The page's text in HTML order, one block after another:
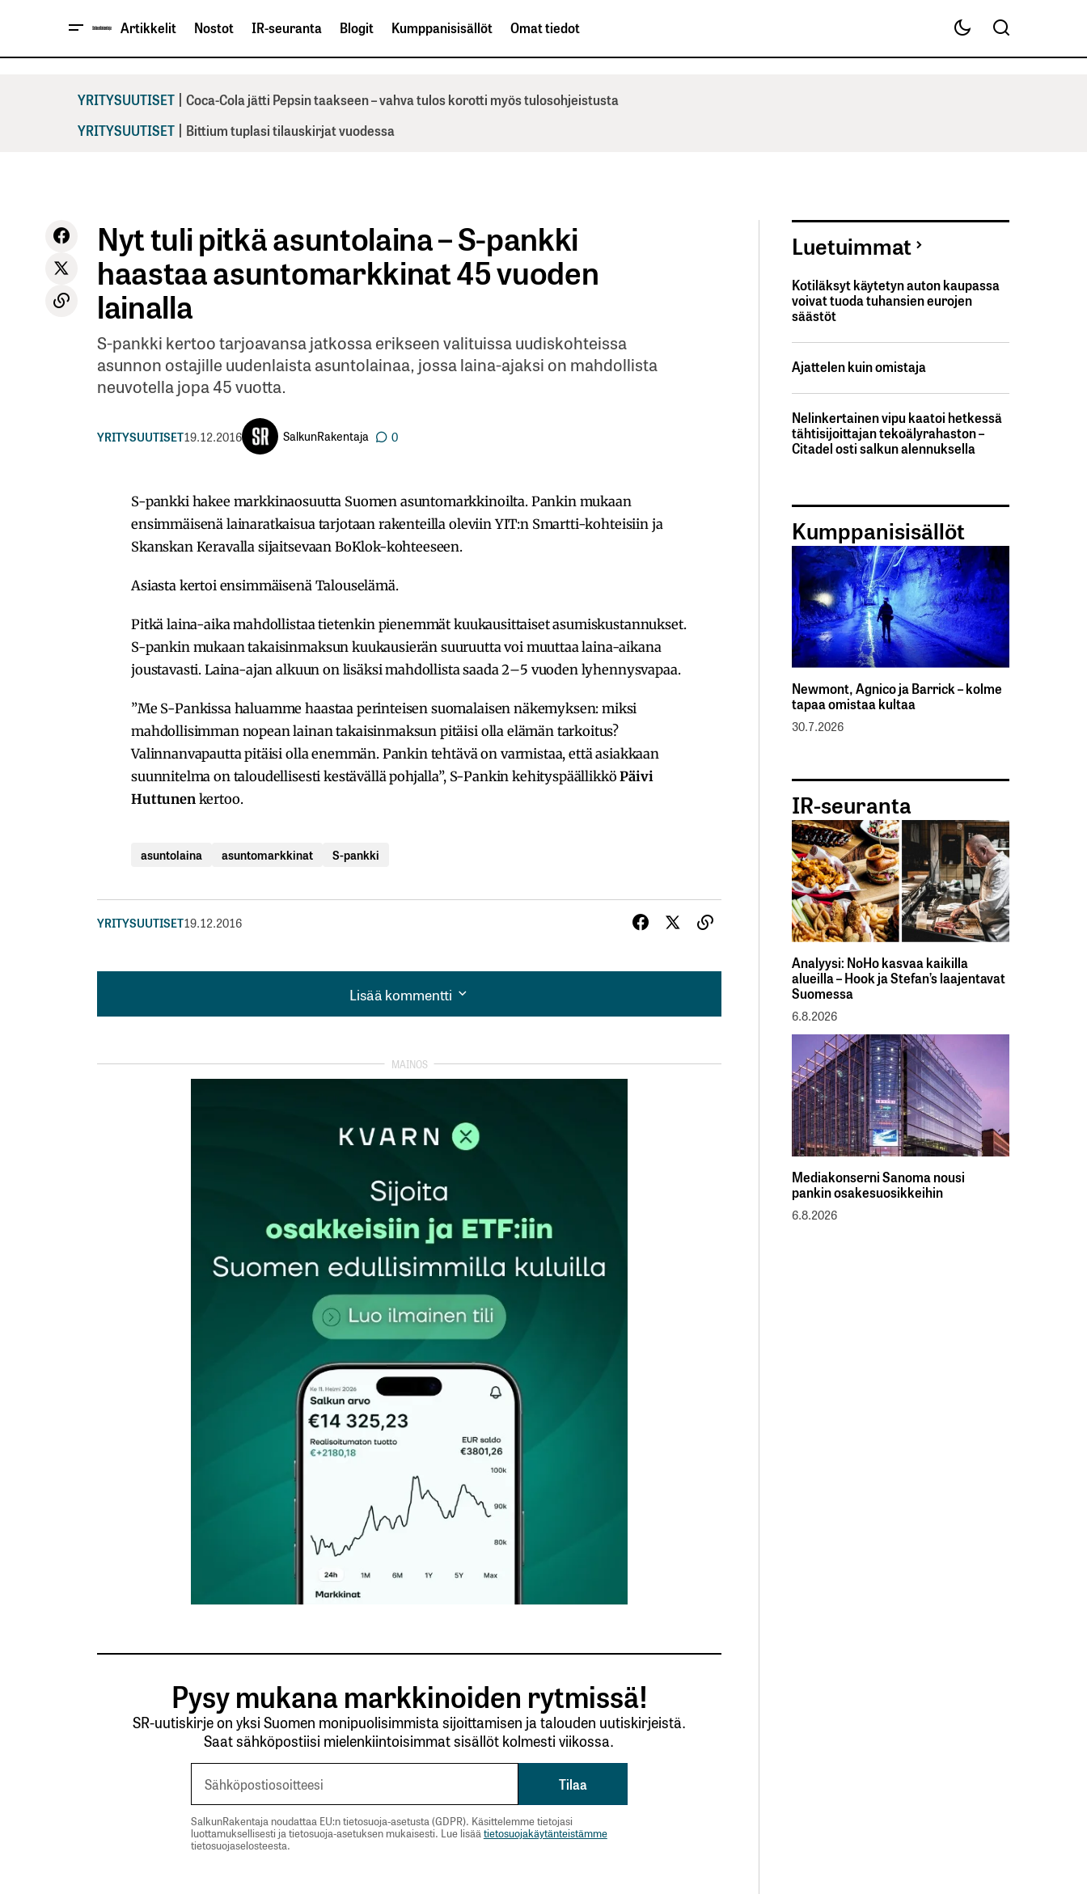
Artikkelit Nostot IR-seuranta Blogit Kumppanisisällöt Omat tiedot
YRITYSUUTISET | Coca-Cola jätti Pepsin taakseen – vahva tulos korotti myös tulosohjeistusta
YRITYSUUTISET | Bittium tuplasi tilauskirjat vuodessa
Nyt tuli pitkä asuntolaina – S-pankki
haastaa asuntomarkkinat 45 vuoden
lainalla
S-pankki kertoo tarjoavansa jatkossa erikseen valituissa uudiskohteissa
asunnon ostajille uudenlaista asuntolainaa, jossa laina-ajaksi on mahdollista
neuvotella jopa 45 vuotta.
YRITYSUUTISET19.12.2016 SalkunRakentaja 0
S-pankki hakee markkinaosuutta Suomen asuntomarkkinoilta. Pankin mukaan
ensimmäisenä lainaratkaisua tarjotaan rakenteilla oleviin YIT:n Smartti-kohteisiin ja
Skanskan Keravalla sijaitsevaan BoKlok-kohteeseen.
Asiasta kertoi ensimmäisenä Talouselämä.
Pitkä laina-aika mahdollistaa tietenkin pienemmät kuukausittaiset asumiskustannukset.
S-pankin mukaan takaisinmaksun kuukausierän suuruutta voi muuttaa laina-aikana
joustavasti. Laina-ajan alkuun on lisäksi mahdollista saada 2–5 vuoden lyhennysvapaa.
”Me S-Pankissa haluamme haastaa perinteisen suomalaisen näkemyksen: miksi
mahdollisimman nopean lainan takaisinmaksun pitäisi olla elämän tarkoitus?
Valinnanvapautta pitäisi olla enemmän. Pankin tehtävä on varmistaa, että asiakkaan
suunnitelma on taloudellisesti kestävällä pohjalla”, S-Pankin kehityspäällikköPäivi
Huttunen kertoo.
asuntolaina asuntomarkkinat S-pankki
YRITYSUUTISET19.12.2016
Lisää kommentti
Lisää kommentti
Sähköpostiosoitteesi
Tilaa SalkunRakentajan uutiskirje
Pysy mukana markkinoiden rytmissä!
SR-uutiskirje on yksi Suomen monipuolisimmista sijoittamisen ja talouden uutiskirjeistä.
Saat sähköpostiisi mielenkiintoisimmat sisällöt kolmesti viikossa.
SalkunRakentaja noudattaa EU:n tietosuoja-asetusta (GDPR). Käsittelemme tietojasi
luottamuksellisesti ja tietosuoja-asetuksen mukaisesti. Lue lisäätietosuojakäytänteistämme
tietosuojaselosteesta.
Luetuimmat
Kotiläksyt käytetyn auton kaupassa
voivat tuoda tuhansien eurojen
säästöt
Ajattelen kuin omistaja
Nelinkertainen vipu kaatoi hetkessä
tähtisijoittajan tekoälyrahaston –
Citadel osti salkun alennuksella
Kumppanisisällöt
Newmont, Agnico ja Barrick – kolme
tapaa omistaa kultaa
30.7.2026
IR-seuranta
Analyysi: NoHo kasvaa kaikilla
alueilla – Hook ja Stefan’s laajentavat
Suomessa
6.8.2026
Mediakonserni Sanoma nousi
pankin osakesuosikkeihin
6.8.2026